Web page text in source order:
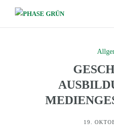
19.